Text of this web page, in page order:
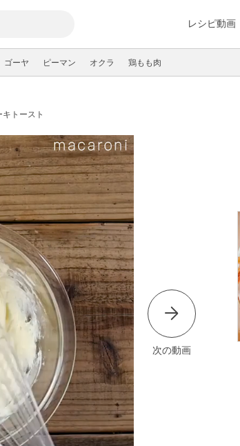
レシピ動画
ゴーヤ ピーマン オクラ 鶏もも肉
トースト
次の動画